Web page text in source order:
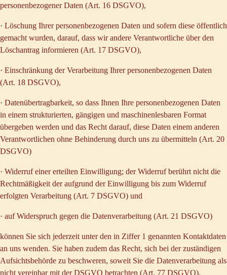
personenbezogener Daten (Art. 16 DSGVO),
· Löschung Ihrer personenbezogenen Daten und sofern diese öffentlich
gemacht wurden, darauf, dass wir andere Verantwortliche über den
Löschantrag informieren (Art. 17 DSGVO),
· Einschränkung der Verarbeitung Ihrer personenbezogenen Daten
(Art. 18 DSGVO),
· Datenübertragbarkeit, so dass Ihnen Ihre personenbezogenen Daten
in einem strukturierten, gängigen und maschinenlesbaren Format
übergeben werden und das Recht darauf, diese Daten einem anderen
Verantwortlichen ohne Behinderung durch uns zu übermitteln (Art. 20
DSGVO)
· Widerruf einer erteilten Einwilligung; der Widerruf berührt nicht die
Rechtmäßigkeit der aufgrund der Einwilligung bis zum Widerruf
erfolgten Verarbeitung (Art. 7 DSGVO) und
· auf Widerspruch gegen die Datenverarbeitung (Art. 21 DSGVO)
können Sie sich jederzeit unter den in Ziffer 1 genannten Kontaktdaten
an uns wenden. Sie haben zudem das Recht, sich bei der zuständigen
Aufsichtsbehörde zu beschweren, soweit Sie die Datenverarbeitung als
nicht vereinbar mit der DSGVO betrachten (Art. 77 DSGVO).